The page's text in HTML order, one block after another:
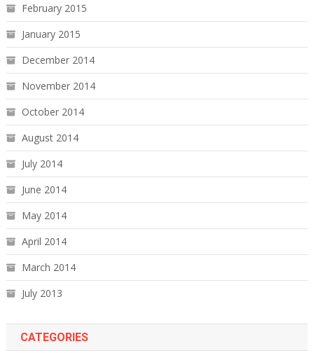
February 2015
January 2015
December 2014
November 2014
October 2014
August 2014
July 2014
June 2014
May 2014
April 2014
March 2014
July 2013
CATEGORIES